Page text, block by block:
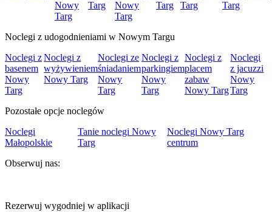
Nowy
Targ
Targ
Nowy
Targ
Targ
Targ
Targ
Noclegi z udogodnieniami w Nowym Targu
Noclegi z
basenem
Nowy
Targ
Noclegi z
wyżywieniem
Nowy Targ
Noclegi ze
śniadaniem
Nowy
Targ
Noclegi z
parkingiem
Nowy
Targ
Noclegi z
placem
zabaw
Nowy Targ
Noclegi
z jacuzzi
Nowy
Targ
Pozostałe opcje noclegów
Noclegi
Małopolskie
Tanie noclegi Nowy
Targ
Noclegi Nowy Targ
centrum
Obserwuj nas:
Rezerwuj wygodniej w aplikacji